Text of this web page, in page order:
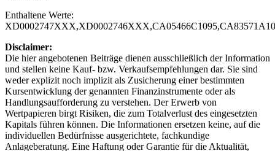
Enthaltene Werte:
Disclaimer:
Die hier angebotenen Beiträge dienen ausschließlich der Information
und stellen keine Kauf- bzw. Verkaufsempfehlungen dar. Sie sind
weder explizit noch implizit als Zusicherung einer bestimmten
Kursentwicklung der genannten Finanzinstrumente oder als
Handlungsaufforderung zu verstehen. Der Erwerb von
Wertpapieren birgt Risiken, die zum Totalverlust des eingesetzten
Kapitals führen können. Die Informationen ersetzen keine, auf die
individuellen Bedürfnisse ausgerichtete, fachkundige
Anlageberatung. Eine Haftung oder Garantie für die Aktualität,